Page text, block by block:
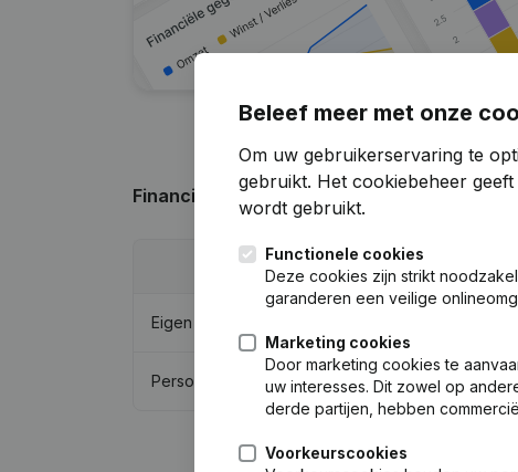
Financiële gegevens van Patrick Peters
2024
Eigen vermogen
Personeel 0
Beleef meer met onze
Om uw gebruikerservaring te
gebruikt. Het cookiebeheer
wordt gebruikt.
Functionele cookies
Deze cookies zijn strikt
garanderen een veilige
Marketing cookies
Door marketing cookies te
uw interesses. Dit zowel op
derde partijen, hebben
Voorkeurscookies